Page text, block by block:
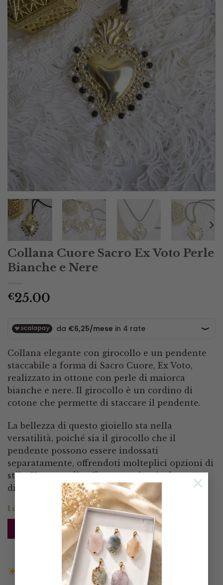
×
Collana Cuore Sacro Ex Voto Perle
Bianche e Nere
€25.00
Collana elegante con girocollo e un pendente
staccabile a forma di Sacro Cuore, Ex Voto,
realizzato in ottone con perle di maiorca
bianche e nere. Il girocollo è un cordino di
cotone che permette di staccare il pendente.
La bellezza di questo gioiello sta nella
versatilità, poiché sia il girocollo che il
pendente possono essere indossati
separatamente, offrendoti molteplici opzioni di
stile. Un tocco di raffinatezza che si adatta a
diverse occasioni.
1 disponibili
AGGIUNGI AL CARRELLO
Spedizione gratuita in Italia sopra i 140€